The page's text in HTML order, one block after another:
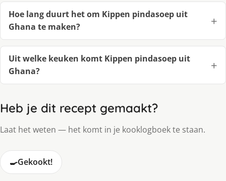
Hoe lang duurt het om Kippen pindasoep uit
Ghana te maken?
Uit welke keuken komt Kippen pindasoep uit
Ghana?
Heb je dit recept gemaakt?
Laat het weten — het komt in je kooklogboek te staan.
🍳Gekookt!